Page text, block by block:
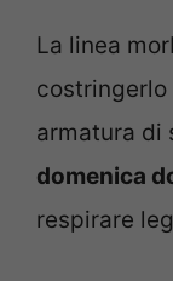
La linea
armatura di
domenica
respirare